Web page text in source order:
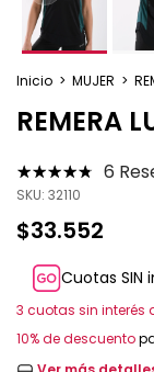
Inicio > MUJER >
REMERA
6
SKU: 32110
$33.552
Cuotas SIN
3 cuotas sin interés
10% de descuento